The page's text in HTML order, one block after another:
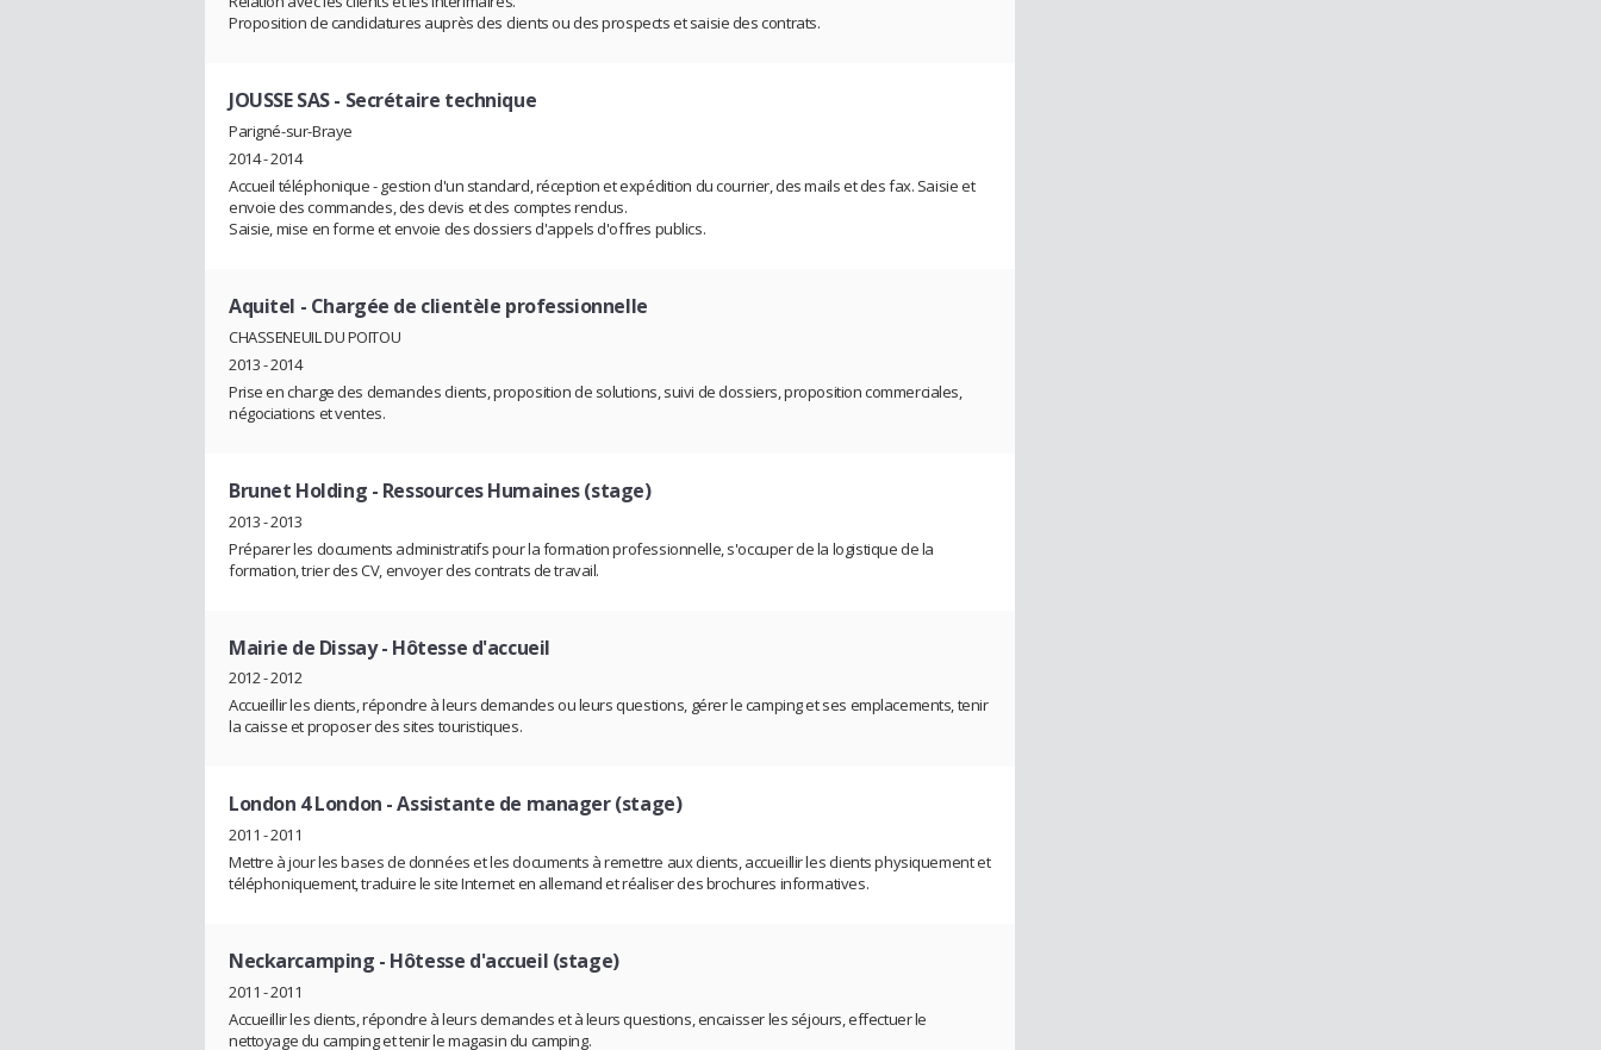
Proposition de candidatures auprès des clients ou des prospects et saisie des contrats.
JOUSSE SAS- Secrétaire technique
Parigné-sur-Braye
2014 - 2014
Accueil téléphonique - gestion d'un standard, réception et expédition du courrier, des mails et des fax. Saisie et
envoie des commandes, des devis et des comptes rendus.
Saisie, mise en forme et envoie des dossiers d'appels d'offres publics.
Aquitel - Chargée de clientèle professionnelle
CHASSENEUIL DU POITOU
2013 - 2014
Prise en charge des demandes clients, proposition de solutions, suivi de dossiers, proposition commerciales,
négociations et ventes.
Brunet Holding - Ressources Humaines (stage)
2013 - 2013
Préparer les documents administratifs pour la formation professionnelle, s'occuper de la logistique de la
formation, trier des CV, envoyer des contrats de travail.
Mairie de Dissay- Hôtesse d'accueil
2012 - 2012
Accueillir les clients, répondre à leurs demandes ou leurs questions, gérer le camping et ses emplacements, tenir
la caisse et proposer des sites touristiques.
London 4 London - Assistante de manager (stage)
2011 - 2011
Mettre à jour les bases de données et les documents à remettre aux clients, accueillir les clients physiquement et
téléphoniquement, traduire le site Internet en allemand et réaliser des brochures informatives.
Neckarcamping - Hôtesse d'accueil (stage)
2011 - 2011
Accueillir les clients, répondre à leurs demandes et à leurs questions, encaisser les séjours, effectuer le
nettoyage du camping et tenir le magasin du camping.